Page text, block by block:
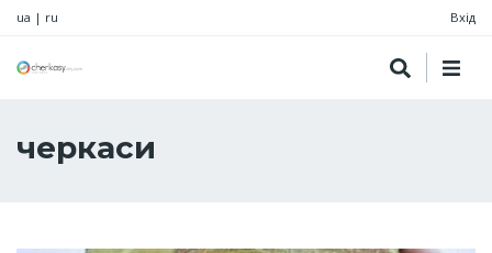
ua | ru Вхід
черкаси